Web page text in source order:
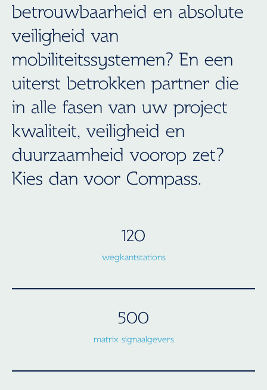
betrouwbaarheid en absolute
veiligheid van
mobiliteitssystemen? En een
uiterst betrokken partner die
in alle fasen van uw project
kwaliteit, veiligheid en
duurzaamheid voorop zet?
Kies dan voor Compass.
120
wegkantstations
500
matrix signaalgevers